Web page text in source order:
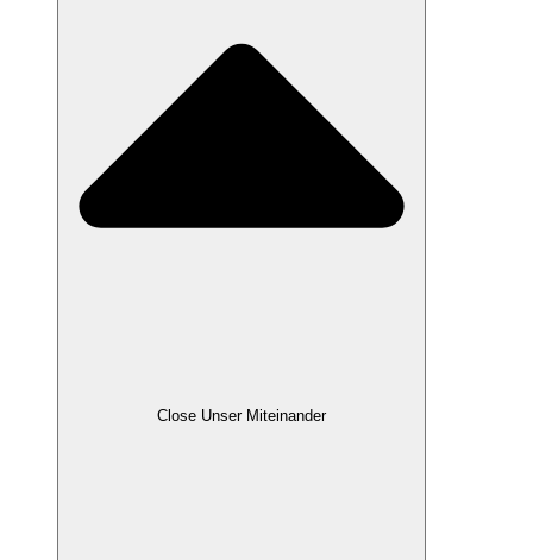
Close Unser Miteinander